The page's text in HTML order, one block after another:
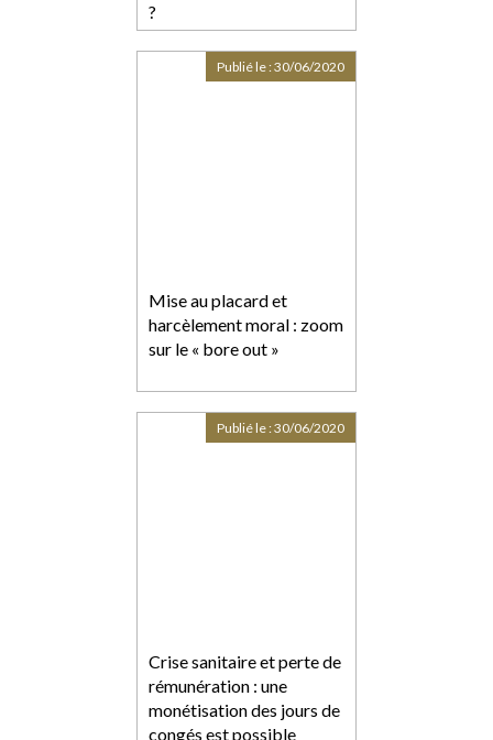
?
Mise au placard et
harcèlement moral : zoom
sur le « bore out »
Publié le :30/06/2020
Crise sanitaire et perte de
rémunération : une
monétisation des jours de
congés est possible
Publié le :30/06/2020